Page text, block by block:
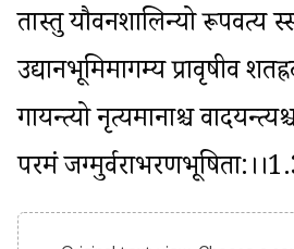
तास्तु यौवनशालिन्यो रूपवत्य
उद्यानभूमिमागम्य प्रावृषीव
गायन्त्यो नृत्यमानाश्च
परमं